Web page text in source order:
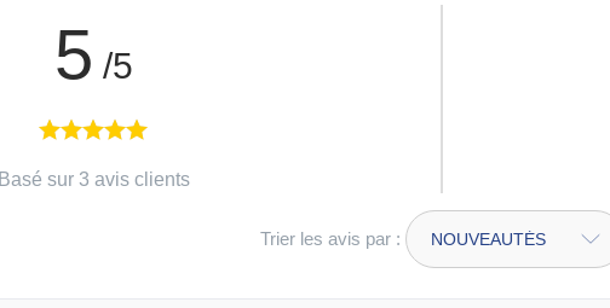
5 /5
Basé sur 3 avis clients
Trier les avis par :